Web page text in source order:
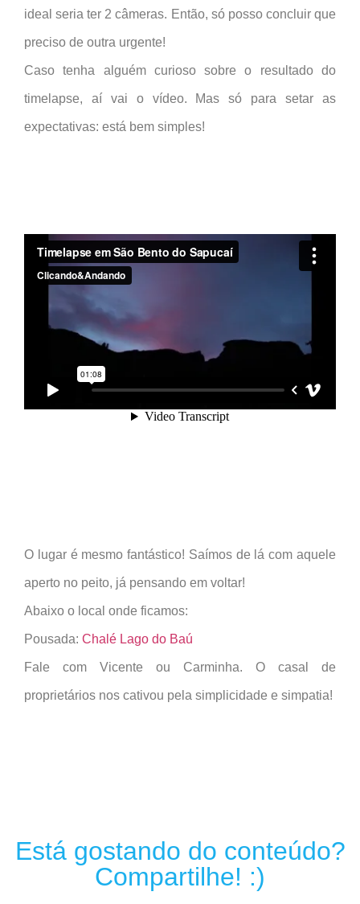
ideal seria ter 2 câmeras. Então, só posso concluir que
preciso de outra urgente!
Caso tenha alguém curioso sobre o resultado do
timelapse, aí vai o vídeo. Mas só para setar as
expectativas: está bem simples!
O lugar é mesmo fantástico! Saímos de lá com aquele
aperto no peito, já pensando em voltar!
Abaixo o local onde ficamos:
Pousada: Chalé Lago do Baú
Fale com Vicente ou Carminha. O casal de
proprietários nos cativou pela simplicidade e simpatia!
Está gostando do conteúdo?
Compartilhe! :)